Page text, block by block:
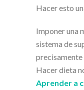
Hacer esto
Imponer una
sistema de
precisamente
Hacer dieta
Aprender a